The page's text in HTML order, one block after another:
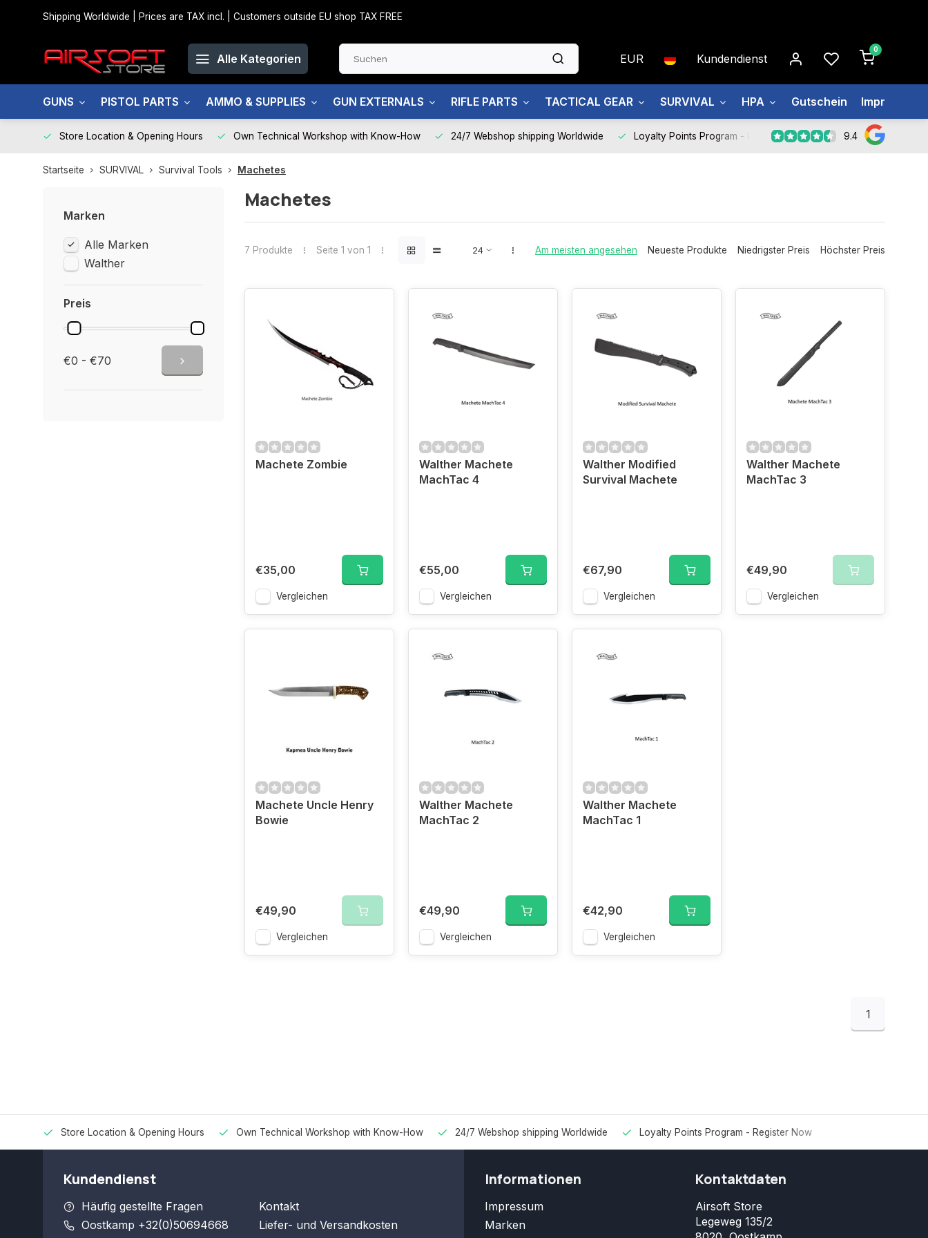
Shipping Worldwide | Prices are TAX incl. | Customers outside EU shop TAX FREE
Alle Kategorien EUR Kundendienst
0
GUNS PISTOL PARTS AMMO & SUPPLIES GUN EXTERNALS RIFLE PARTS TACTICAL GEAR SURVIVAL HPA Gutschein Impressum
Store Location & Opening Hours Own Technical Workshop with Know-How 24/7 Webshop shipping Worldwide Loyalty Points Program - Register Now 9.4
Startseite SURVIVAL Survival Tools Machetes
Marken
Alle Marken
Walther
Preis
€0 - €70
Machetes
7 Produkte Seite 1 von 1 Am meisten angesehen Neueste Produkte Niedrigster Preis Höchster Preis
Machete Zombie
€35,00
Vergleichen
Walther Machete
MachTac 4
€55,00
Vergleichen
Walther Modified
Survival Machete
€67,90
Vergleichen
Walther Machete
MachTac 3
€49,90
Vergleichen
Machete Uncle Henry
Bowie
€49,90
Vergleichen
Walther Machete
MachTac 2
€49,90
Vergleichen
Walther Machete
MachTac 1
€42,90
Vergleichen
1
Store Location & Opening Hours Own Technical Workshop with Know-How 24/7 Webshop shipping Worldwide Loyalty Points Program - Register Now
Kundendienst
Häufig gestellte Fragen
Oostkamp +32(0)50694668
Kontakt
Liefer- und Versandkosten
Informationen
Impressum
Marken
Kontaktdaten
Airsoft Store
Legeweg 135/2